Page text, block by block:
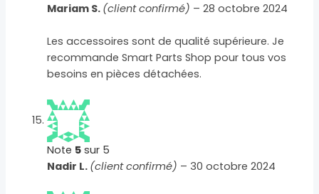
Mariam S. (client confirmé) – 28 octobre 2024
Les accessoires sont de qualité supérieure. Je
recommande Smart Parts Shop pour tous vos
besoins en pièces détachées.
Note 5 sur 5
Nadir L. (client confirmé) – 30 octobre 2024